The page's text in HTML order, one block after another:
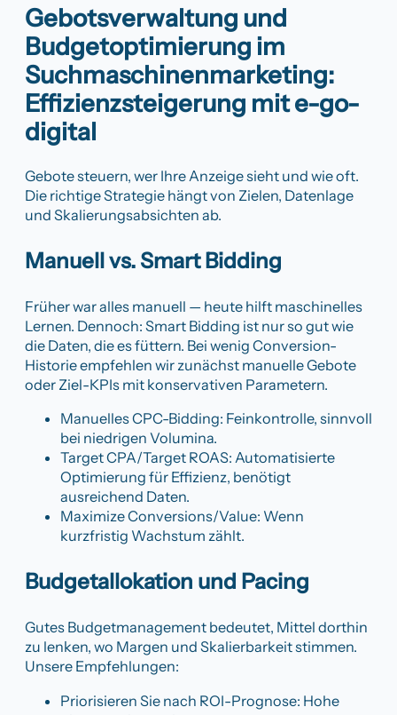
Gebotsverwaltung und
Budgetoptimierung im
Suchmaschinenmarketing:
Effizienzsteigerung mit e-go-
digital
Gebote steuern, wer Ihre Anzeige sieht und wie oft.
Die richtige Strategie hängt von Zielen, Datenlage
und Skalierungsabsichten ab.
Manuell vs. Smart Bidding
Früher war alles manuell — heute hilft maschinelles
Lernen. Dennoch: Smart Bidding ist nur so gut wie
die Daten, die es füttern. Bei wenig Conversion-
Historie empfehlen wir zunächst manuelle Gebote
oder Ziel-KPIs mit konservativen Parametern.
Manuelles CPC-Bidding: Feinkontrolle, sinnvoll
bei niedrigen Volumina.
Target CPA/Target ROAS: Automatisierte
Optimierung für Effizienz, benötigt
ausreichend Daten.
Maximize Conversions/Value: Wenn
kurzfristig Wachstum zählt.
Budgetallokation und Pacing
Gutes Budgetmanagement bedeutet, Mittel dorthin
zu lenken, wo Margen und Skalierbarkeit stimmen.
Unsere Empfehlungen:
Priorisieren Sie nach ROI-Prognose: Hohe